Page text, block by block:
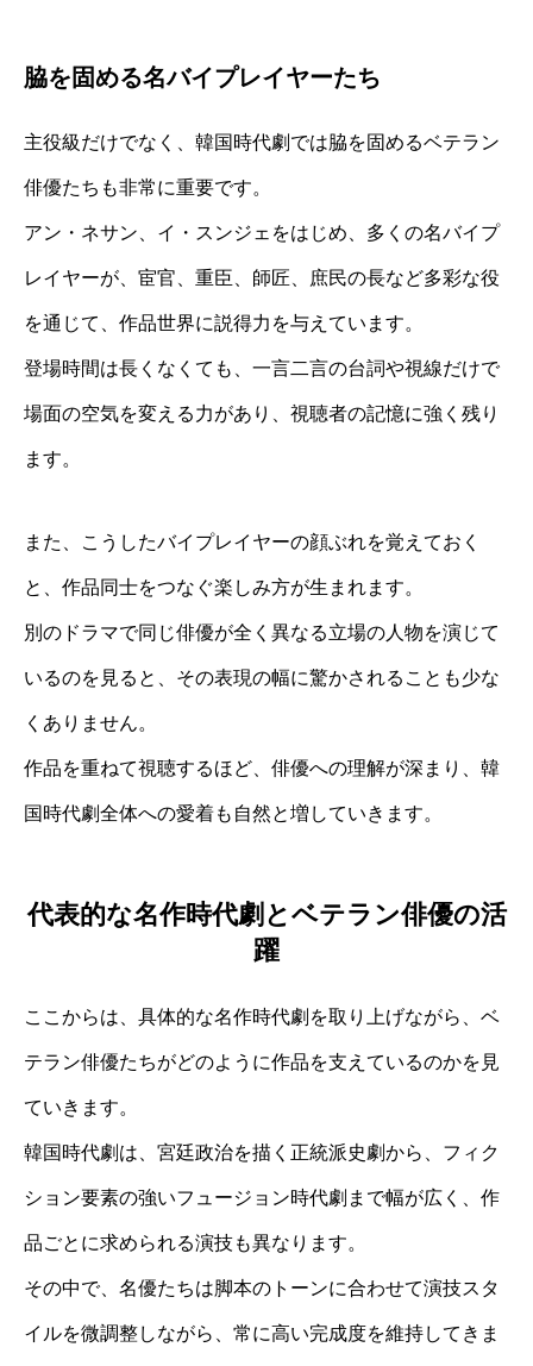
脇を固める名バイプレイヤーたち
主役級だけでなく、韓国時代劇では脇を固めるベテラン
俳優たちも非常に重要です。
アン・ネサン、イ・スンジェをはじめ、多くの名バイプ
レイヤーが、宦官、重臣、師匠、庶民の長など多彩な役
を通じて、作品世界に説得力を与えています。
登場時間は長くなくても、一言二言の台詞や視線だけで
場面の空気を変える力があり、視聴者の記憶に強く残り
ます。
また、こうしたバイプレイヤーの顔ぶれを覚えておく
と、作品同士をつなぐ楽しみ方が生まれます。
別のドラマで同じ俳優が全く異なる立場の人物を演じて
いるのを見ると、その表現の幅に驚かされることも少な
くありません。
作品を重ねて視聴するほど、俳優への理解が深まり、韓
国時代劇全体への愛着も自然と増していきます。
代表的な名作時代劇とベテラン俳優の活
躍
ここからは、具体的な名作時代劇を取り上げながら、ベ
テラン俳優たちがどのように作品を支えているのかを見
ていきます。
韓国時代劇は、宮廷政治を描く正統派史劇から、フィク
ション要素の強いフュージョン時代劇まで幅が広く、作
品ごとに求められる演技も異なります。
その中で、名優たちは脚本のトーンに合わせて演技スタ
イルを微調整しながら、常に高い完成度を維持してきま